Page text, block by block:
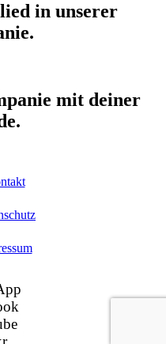
in unserer
mit deiner